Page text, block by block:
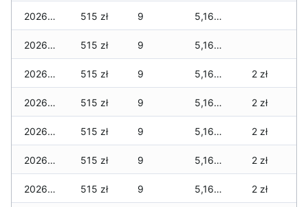
2026-04-17 515 zł 9 5,160 zł
2026-04-16 515 zł 9 5,160 zł
2026-04-15 515 zł 9 5,160 zł 2 zł
2026-04-14 515 zł 9 5,160 zł 2 zł
2026-04-13 515 zł 9 5,160 zł 2 zł
2026-04-12 515 zł 9 5,160 zł 2 zł
2026-04-11 515 zł 9 5,160 zł 2 zł